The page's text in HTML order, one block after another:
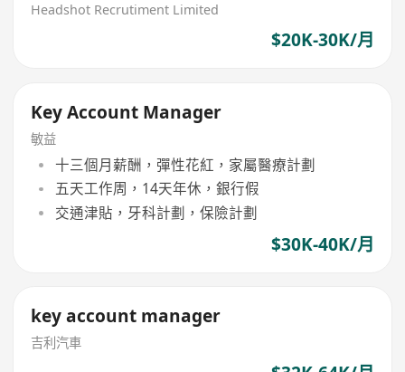
Headshot Recrutiment Limited
$20K-30K/月
Key Account Manager
敏益
十三個月薪酬，彈性花紅，家屬醫療計劃
五天工作周，14天年休，銀行假
交通津貼，牙科計劃，保險計劃
$30K-40K/月
key account manager
吉利汽車